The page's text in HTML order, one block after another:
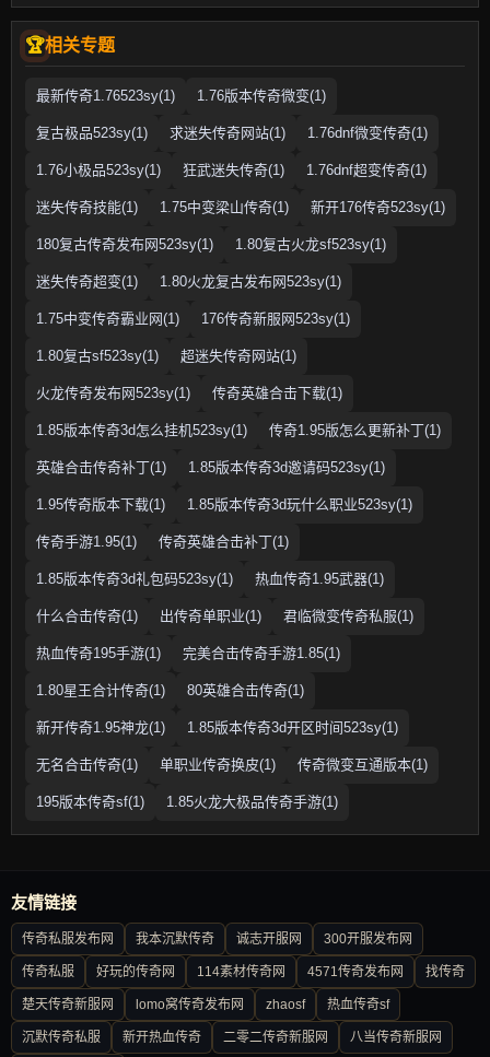
相关专题
最新传奇1.76523sy(1) 1.76版本传奇微变(1)
复古极品523sy(1) 求迷失传奇网站(1) 1.76dnf微变传奇(1)
1.76小极品523sy(1) 狂武迷失传奇(1) 1.76dnf超变传奇(1)
迷失传奇技能(1) 1.75中变梁山传奇(1) 新开176传奇523sy(1)
180复古传奇发布网523sy(1) 1.80复古火龙sf523sy(1)
迷失传奇超变(1) 1.80火龙复古发布网523sy(1)
1.75中变传奇霸业网(1) 176传奇新服网523sy(1)
1.80复古sf523sy(1) 超迷失传奇网站(1)
火龙传奇发布网523sy(1) 传奇英雄合击下载(1)
1.85版本传奇3d怎么挂机523sy(1) 传奇1.95版怎么更新补丁(1)
英雄合击传奇补丁(1) 1.85版本传奇3d邀请码523sy(1)
1.95传奇版本下载(1) 1.85版本传奇3d玩什么职业523sy(1)
传奇手游1.95(1) 传奇英雄合击补丁(1)
1.85版本传奇3d礼包码523sy(1) 热血传奇1.95武器(1)
什么合击传奇(1) 出传奇单职业(1) 君临微变传奇私服(1)
热血传奇195手游(1) 完美合击传奇手游1.85(1)
1.80星王合计传奇(1) 80英雄合击传奇(1)
新开传奇1.95神龙(1) 1.85版本传奇3d开区时间523sy(1)
无名合击传奇(1) 单职业传奇换皮(1) 传奇微变互通版本(1)
195版本传奇sf(1) 1.85火龙大极品传奇手游(1)
友情链接
传奇私服发布网 我本沉默传奇 诚志开服网 300开服发布网
传奇私服 好玩的传奇网 114素材传奇网 4571传奇发布网 找传奇
楚天传奇新服网 lomo窝传奇发布网 zhaosf 热血传奇sf
沉默传奇私服 新开热血传奇 二零二传奇新服网 八当传奇新服网